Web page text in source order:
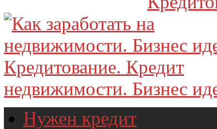
недвижимости. Бизнес
Нужен кредит